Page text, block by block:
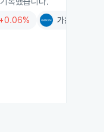
+0.06% 가온전선